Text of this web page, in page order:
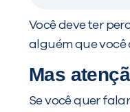
Você deve ter
alguém que você
Mas
Se você quer